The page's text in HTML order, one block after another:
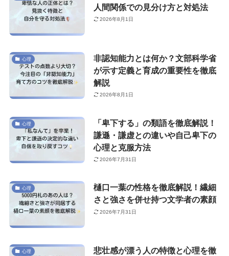
人間関係での見分け方と対処法
2026年8月1日
心理
非認知能力とは何か？文部科学省
が示す定義と育成の重要性を徹底
解説
2026年8月1日
心理
「卑下する」の類語を徹底解説！
謙遜・謙虚との違いや自己卑下の
心理と克服方法
2026年7月31日
心理
樋口一葉の性格を徹底解説！繊細
さと強さを併せ持つ文学者の素顔
2026年7月31日
心理
悲壮感が漂う人の特徴と心理を徹